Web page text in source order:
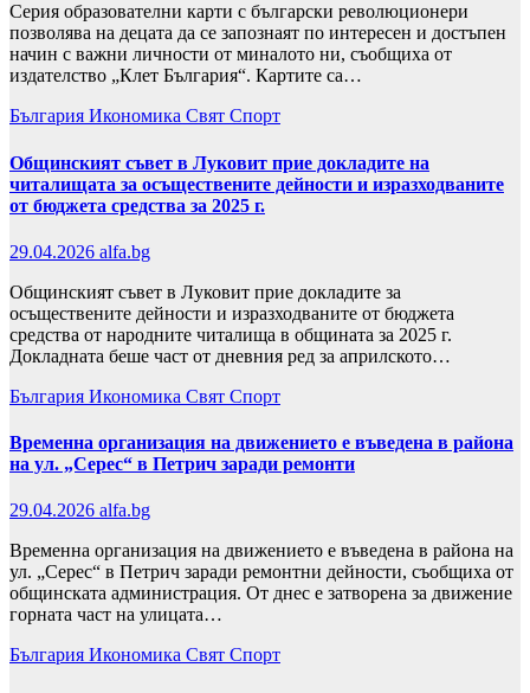
Серия образователни карти с български революционери
позволява на децата да се запознаят по интересен и достъпен
начин с важни личности от миналото ни, съобщиха от
издателство „Клет България“. Картите са…
България Икономика Свят Спорт
Общинският съвет в Луковит прие докладите на
читалищата за осъществените дейности и изразходваните
от бюджета средства за 2025 г.
29.04.2026 alfa.bg
Общинският съвет в Луковит прие докладите за
осъществените дейности и изразходваните от бюджета
средства от народните читалища в общината за 2025 г.
Докладната беше част от дневния ред за априлското…
България Икономика Свят Спорт
Временна организация на движението е въведена в района
на ул. „Серес“ в Петрич заради ремонти
29.04.2026 alfa.bg
Временна организация на движението е въведена в района на
ул. „Серес“ в Петрич заради ремонтни дейности, съобщиха от
общинската администрация. От днес е затворена за движение
горната част на улицата…
България Икономика Свят Спорт